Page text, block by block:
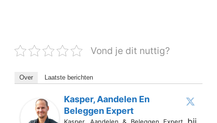
Vond je dit nuttig?
Over Laatste berichten
Kasper, Aandelen En
Beleggen Expert